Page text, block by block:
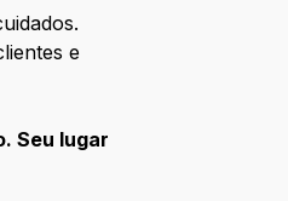
e
Seu lugar